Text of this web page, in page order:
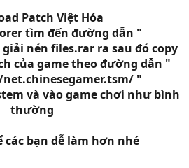
Patch Việt Hóa
tìm đến đường dẫn "
nén files.rar ra sau đó copy
của game theo đường dẫn "
"
và vào game chơi như bình
thường
các bạn dễ làm hơn nhé